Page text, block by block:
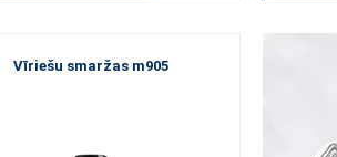
Vīriešu smaržas m905